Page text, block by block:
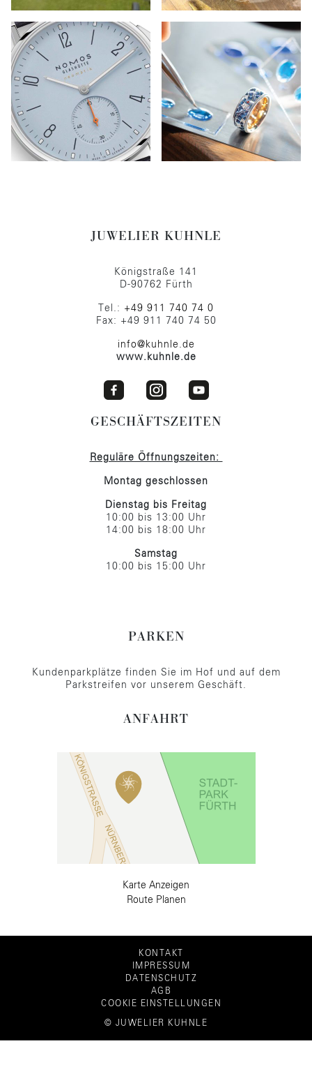
JUWELIER KUHNLE
Königstraße 141
D-90762 Fürth
Tel.: +49 911 740 74 0
Fax: +49 911 740 74 50
info@kuhnle.de
www.kuhnle.de
GESCHÄFTSZEITEN
Reguläre Öffnungszeiten:
Montag geschlossen
Dienstag bis Freitag
10:00 bis 13:00 Uhr
14:00 bis 18:00 Uhr
Samstag
10:00 bis 15:00 Uhr
PARKEN
Kundenparkplätze finden Sie im Hof und auf dem
Parkstreifen vor unserem Geschäft.
ANFAHRT
Karte Anzeigen
Route Planen
KONTAKT
IMPRESSUM
DATENSCHUTZ
AGB
COOKIE EINSTELLUNGEN
© JUWELIER KUHNLE